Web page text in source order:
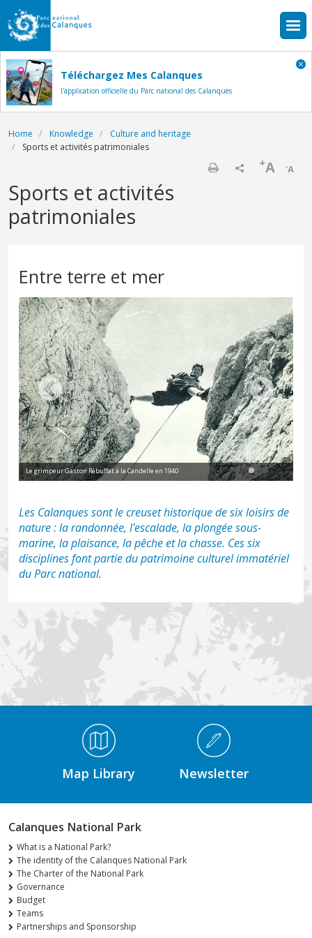
Skip to main content
Téléchargez Mes Calanques
l'application officielle du Parc national des Calanques
Breadcrumb
Home Knowledge
Culture and heritage
Sports et activités patrimoniales
-A
+A
Sports et activités
patrimoniales
Entre terre et mer
Le grimpeur Gaston Rébuffat à la Candelle en 1940
Les Calanques sont le creuset historique de six loisirs de
nature : la randonnée, l'escalade, la plongée sous-
marine, la plaisance, la pêche et la chasse. Ces six
disciplines font partie du patrimoine culturel immatériel
du Parc national.
Médiathèque Footer
Map Library Newsletter
Calanques National Park
What is a National Park?
The identity of the Calanques National Park
The Charter of the National Park
Governance
Budget
Teams
Partnerships and Sponsorship